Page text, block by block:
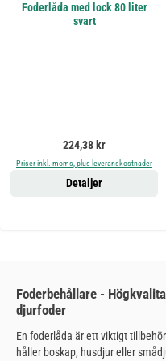
Foderlåda med lock 80 liter
svart
Ordinarie pris:
224,38 kr
Priser inkl. moms, plus leveranskostnader
Detaljer
Foderbehållare -
djurfoder
En foderlåda är ett viktigt
håller boskap, husdjur eller